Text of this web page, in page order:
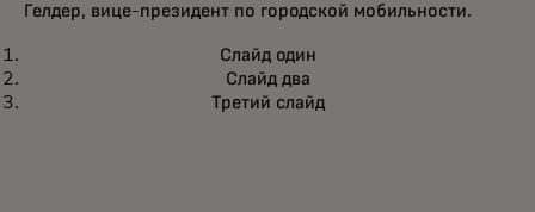
Гелдер, вице-президент по городской мобильности.
Слайд один
Слайд два
Третий слайд